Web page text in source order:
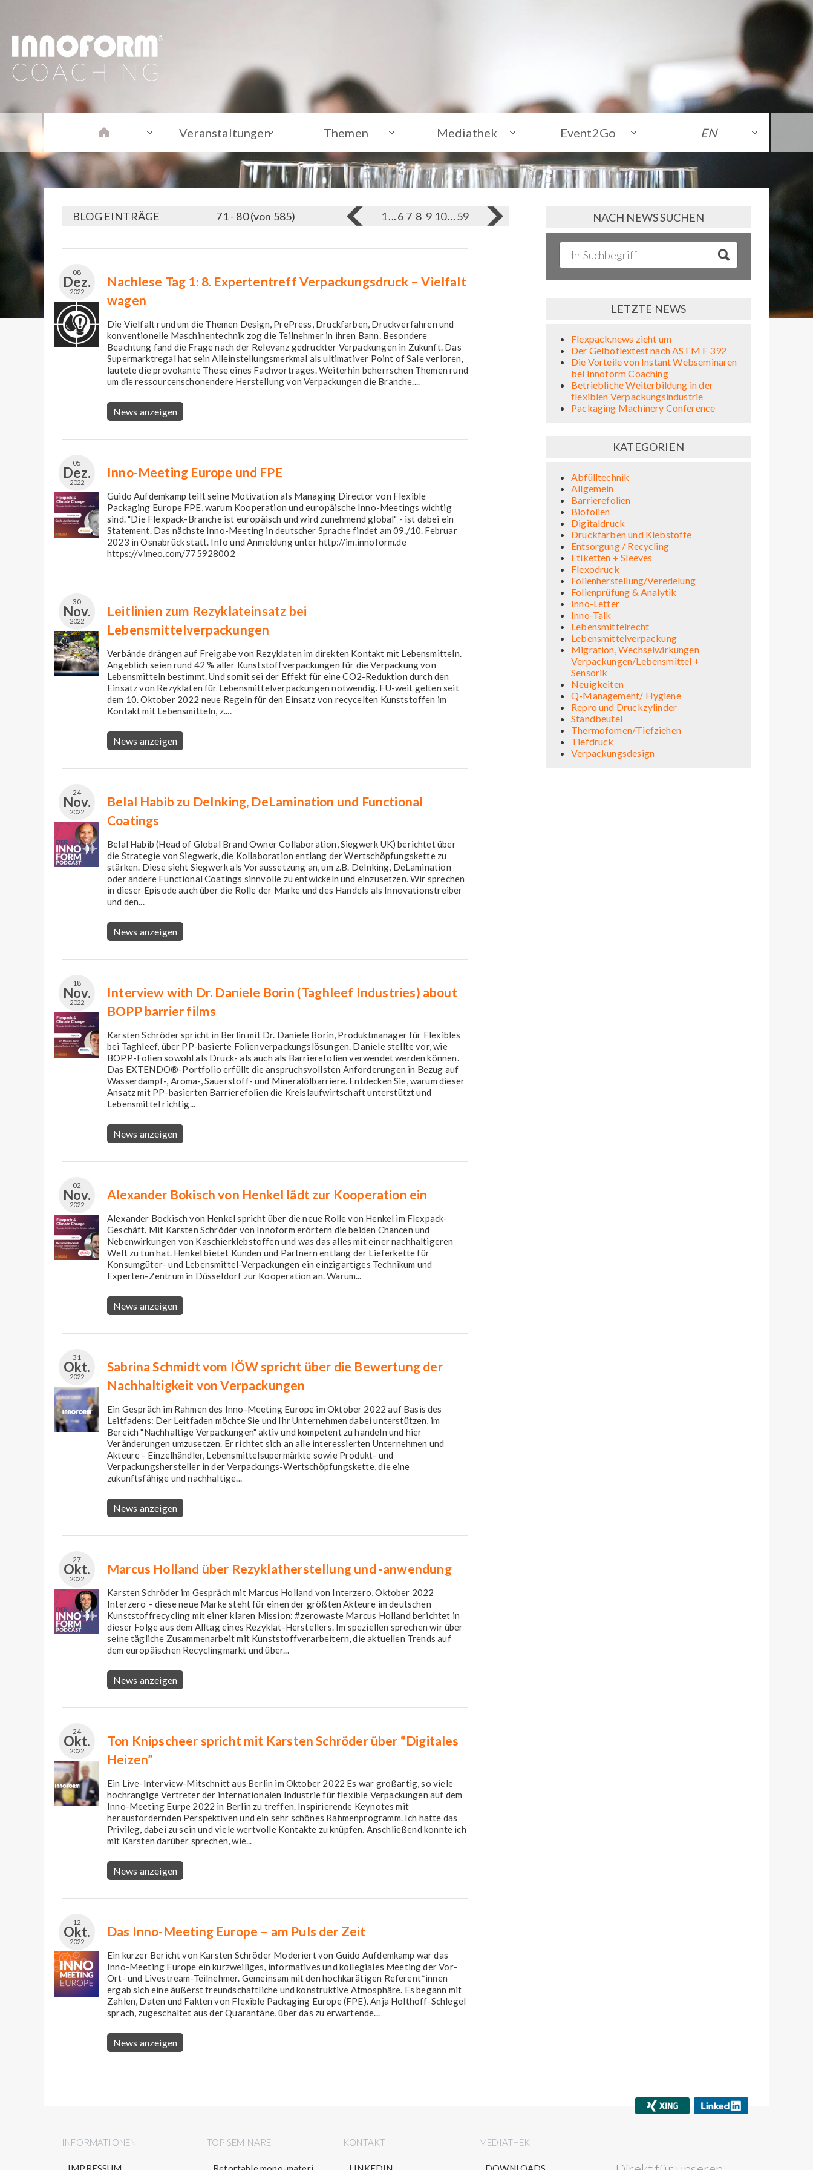
Veranstaltungen Themen Mediathek Event2Go EN
BLOG EINTRÄGE 71 - 80 (von 585) 1...6 7 8 9 10...59
08
Dez.
2022
Nachlese Tag 1: 8. Expertentreff Verpackungsdruck – Vielfalt
wagen
Die Vielfalt rund um die Themen Design, PrePress, Druckfarben, Druckverfahren und
konventionelle Maschinentechnik zog die Teilnehmer in ihren Bann. Besondere
Beachtung fand die Frage nach der Relevanz gedruckter Verpackungen in Zukunft. Das
Supermarktregal hat sein Alleinstellungsmerkmal als ultimativer Point of Sale verloren,
lautete die provokante These eines Fachvortrages. Weiterhin beherrschen Themen rund
um die ressourcenschonendere Herstellung von Verpackungen die Branche....
News anzeigen
05
Dez.
2022
Inno-Meeting Europe und FPE
Guido Aufdemkamp teilt seine Motivation als Managing Director von Flexible
Packaging Europe FPE, warum Kooperation und europäische Inno-Meetings wichtig
sind. "Die Flexpack-Branche ist europäisch und wird zunehmend global" - ist dabei ein
Statement. Das nächste Inno-Meeting in deutscher Sprache findet am 09./10. Februar
2023 in Osnabrück statt. Info und Anmeldung unter http://im.innoform.de
https://vimeo.com/775928002
30
Nov.
2022
Leitlinien zum Rezyklateinsatz bei
Lebensmittelverpackungen
Verbände drängen auf Freigabe von Rezyklaten im direkten Kontakt mit Lebensmitteln.
Angeblich seien rund 42 % aller Kunststoffverpackungen für die Verpackung von
Lebensmitteln bestimmt. Und somit sei der Effekt für eine CO2-Reduktion durch den
Einsatz von Rezyklaten für Lebensmittelverpackungen notwendig. EU-weit gelten seit
dem 10. Oktober 2022 neue Regeln für den Einsatz von recycelten Kunststoffen im
Kontakt mit Lebensmitteln, z....
News anzeigen
24
Nov.
2022
Belal Habib zu DeInking, DeLamination und Functional
Coatings
Belal Habib (Head of Global Brand Owner Collaboration, Siegwerk UK) berichtet über
die Strategie von Siegwerk, die Kollaboration entlang der Wertschöpfungskette zu
stärken. Diese sieht Siegwerk als Voraussetzung an, um z.B. DeInking, DeLamination
oder andere Functional Coatings sinnvolle zu entwickeln und einzusetzen. Wir sprechen
in dieser Episode auch über die Rolle der Marke und des Handels als Innovationstreiber
und den...
News anzeigen
18
Nov.
2022
Interview with Dr. Daniele Borin (Taghleef Industries) about
BOPP barrier films
Karsten Schröder spricht in Berlin mit Dr. Daniele Borin, Produktmanager für Flexibles
bei Taghleef, über PP-basierte Folienverpackungslösungen. Daniele stellte vor, wie
BOPP-Folien sowohl als Druck- als auch als Barrierefolien verwendet werden können.
Das EXTENDO®-Portfolio erfüllt die anspruchsvollsten Anforderungen in Bezug auf
Wasserdampf-, Aroma-, Sauerstoff- und Mineralölbarriere. Entdecken Sie, warum dieser
Ansatz mit PP-basierten Barrierefolien die Kreislaufwirtschaft unterstützt und
Lebensmittel richtig...
News anzeigen
02
Nov.
2022
Alexander Bokisch von Henkel lädt zur Kooperation ein
Alexander Bockisch von Henkel spricht über die neue Rolle von Henkel im Flexpack-
Geschäft. Mit Karsten Schröder von Innoform erörtern die beiden Chancen und
Nebenwirkungen von Kaschierklebstoffen und was das alles mit einer nachhaltigeren
Welt zu tun hat. Henkel bietet Kunden und Partnern entlang der Lieferkette für
Konsumgüter- und Lebensmittel-Verpackungen ein einzigartiges Technikum und
Experten-Zentrum in Düsseldorf zur Kooperation an. Warum...
News anzeigen
31
Okt.
2022
Sabrina Schmidt vom IÖW spricht über die Bewertung der
Nachhaltigkeit von Verpackungen
Ein Gespräch im Rahmen des Inno-Meeting Europe im Oktober 2022 auf Basis des
Leitfadens: Der Leitfaden möchte Sie und Ihr Unternehmen dabei unterstützen, im
Bereich "Nachhaltige Verpackungen" aktiv und kompetent zu handeln und hier
Veränderungen umzusetzen. Er richtet sich an alle interessierten Unternehmen und
Akteure - Einzelhändler, Lebensmittelsupermärkte sowie Produkt- und
Verpackungshersteller in der Verpackungs-Wertschöpfungskette, die eine
zukunftsfähige und nachhaltige...
News anzeigen
27
Okt.
2022
Marcus Holland über Rezyklatherstellung und -anwendung
Karsten Schröder im Gespräch mit Marcus Holland von Interzero, Oktober 2022
Interzero – diese neue Marke steht für einen der größten Akteure im deutschen
Kunststoffrecycling mit einer klaren Mission: #zerowaste Marcus Holland berichtet in
dieser Folge aus dem Alltag eines Rezyklat-Herstellers. Im speziellen sprechen wir über
seine tägliche Zusammenarbeit mit Kunststoffverarbeitern, die aktuellen Trends auf
dem europäischen Recyclingmarkt und über...
News anzeigen
24
Okt.
2022
Ton Knipscheer spricht mit Karsten Schröder über “Digitales
Heizen”
Ein Live-Interview-Mitschnitt aus Berlin im Oktober 2022 Es war großartig, so viele
hochrangige Vertreter der internationalen Industrie für flexible Verpackungen auf dem
Inno-Meeting Eurpe 2022 in Berlin zu treffen. Inspirierende Keynotes mit
herausfordernden Perspektiven und ein sehr schönes Rahmenprogramm. Ich hatte das
Privileg, dabei zu sein und viele wertvolle Kontakte zu knüpfen. Anschließend konnte ich
mit Karsten darüber sprechen, wie...
News anzeigen
12
Okt.
2022
Das Inno-Meeting Europe – am Puls der Zeit
Ein kurzer Bericht von Karsten Schröder Moderiert von Guido Aufdemkamp war das
Inno-Meeting Europe ein kurzweiliges, informatives und kollegiales Meeting der Vor-
Ort- und Livestream-Teilnehmer. Gemeinsam mit den hochkarätigen Referent*innen
ergab sich eine äußerst freundschaftliche und konstruktive Atmosphäre. Es begann mit
Zahlen, Daten und Fakten von Flexible Packaging Europe (FPE). Anja Holthoff-Schlegel
sprach, zugeschaltet aus der Quarantäne, über das zu erwartende...
News anzeigen
NACH NEWS SUCHEN
LETZTE NEWS
Flexpack.news zieht um
Der Gelboflextest nach ASTM F 392
Die Vorteile von Instant Webseminaren
bei Innoform Coaching
Betriebliche Weiterbildung in der
flexiblen Verpackungsindustrie
Packaging Machinery Conference
KATEGORIEN
Abfülltechnik
Allgemein
Barrierefolien
Biofolien
Digitaldruck
Druckfarben und Klebstoffe
Entsorgung / Recycling
Etiketten + Sleeves
Flexodruck
Folienherstellung/Veredelung
Folienprüfung & Analytik
Inno-Letter
Inno-Talk
Lebensmittelrecht
Lebensmittelverpackung
Migration, Wechselwirkungen
Verpackungen/Lebensmittel +
Sensorik
Neuigkeiten
Q-Management/ Hygiene
Repro und Druckzylinder
Standbeutel
Thermofomen/Tiefziehen
Tiefdruck
Verpackungsdesign
INFORMATIONEN TOP SEMINARE KONTAKT MEDIATHEK